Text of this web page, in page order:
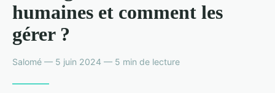
humaines et comment les
gérer ?
Salomé — 5 juin 2024 — 5 min de lecture